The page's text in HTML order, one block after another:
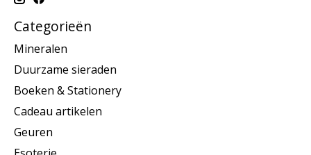
Categorieën
Mineralen
Duurzame sieraden
Boeken & Stationery
Cadeau artikelen
Geuren